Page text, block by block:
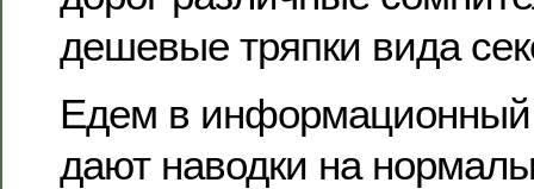
дешевые тряпки вида
Едем в
дают наводки на